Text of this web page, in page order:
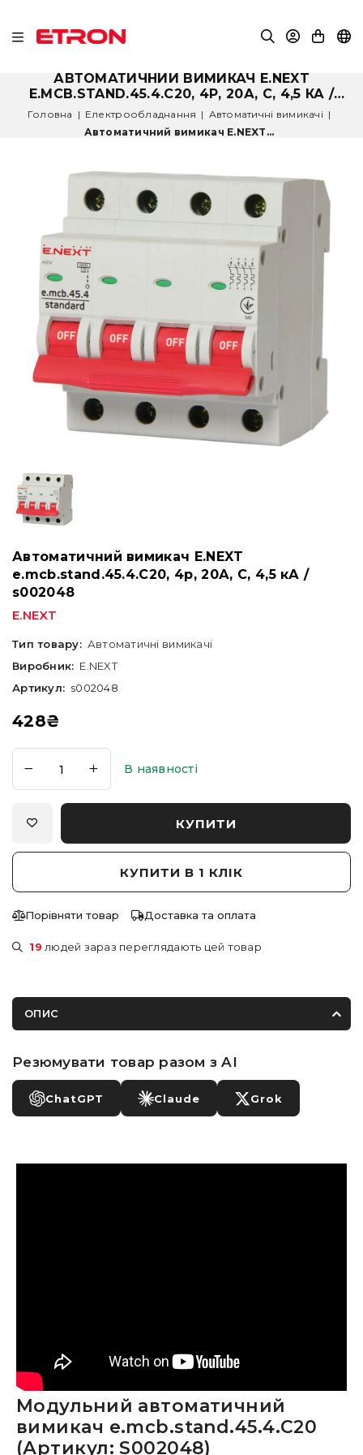
АВТОМАТИЧНИЙ ВИМИКАЧ E.NEXT
E.MCB.STAND.45.4.C20, 4Р, 20А, C, 4,5 КА /
S002048
Головна | Електрообладнання | Автоматичні вимикачі |
Автоматичний вимикач E.NEXT...
Автоматичний вимикач E.NEXT
e.mcb.stand.45.4.C20, 4р, 20А, C, 4,5 кА /
s002048
E.NEXT
Тип товару: Автоматичні вимикачі
Виробник: E.NEXT
Артикул: s002048
428₴
В наявності
КУПИТИ
КУПИТИ В 1 КЛІК
Порівняти товар Доставка та оплата
19 людей зараз переглядають цей товар
ОПИС
Резюмувати товар разом з AI
ChatGPT Claude Grok
Модульний автоматичний
вимикач e.mcb.stand.45.4.C20
(Артикул: S002048)